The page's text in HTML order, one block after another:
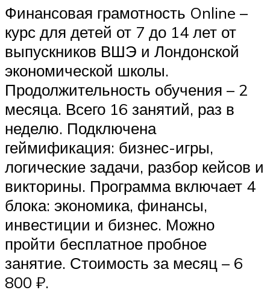
Финансовая грамотность Online –
курс для детей от 7 до 14 лет от
выпускников ВШЭ и Лондонской
экономической школы.
Продолжительность обучения – 2
месяца. Всего 16 занятий, раз в
неделю. Подключена
геймификация: бизнес-игры,
логические задачи, разбор кейсов и
викторины. Программа включает 4
блока: экономика, финансы,
инвестиции и бизнес. Можно
пройти бесплатное пробное
занятие. Стоимость за месяц – 6
800 ₽.